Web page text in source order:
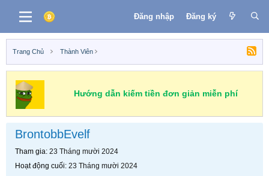
Đăng nhập Đăng ký
Trang Chủ Thành Viên
Hướng dẫn kiếm tiền đơn giản miễn phí
BrontobbEvelf
Tham gia 23 Tháng mười 2024
Hoạt động cuối 23 Tháng mười 2024